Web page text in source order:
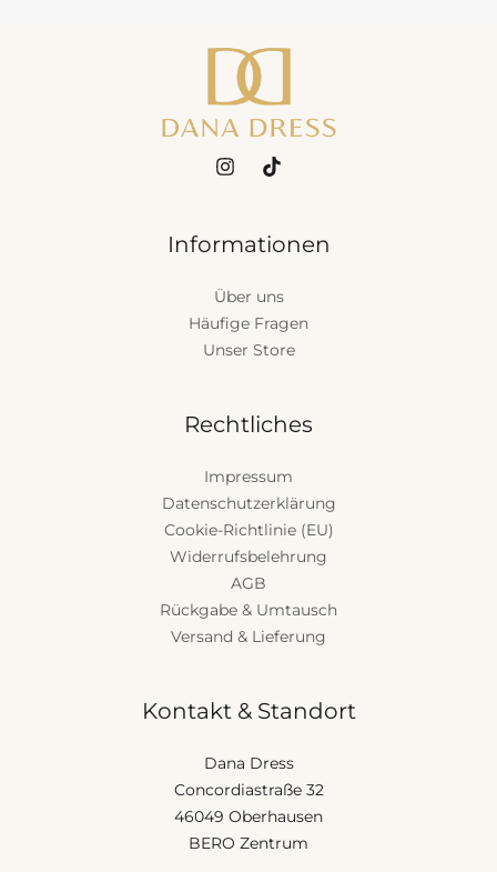
Informationen
Über uns
Häufige Fragen
Unser Store
Rechtliches
Impressum
Datenschutzerklärung
Cookie-Richtlinie (EU)
Widerrufsbelehrung
AGB
Rückgabe & Umtausch
Versand & Lieferung
Kontakt & Standort
Dana Dress
Concordiastraße 32
46049 Oberhausen
BERO Zentrum